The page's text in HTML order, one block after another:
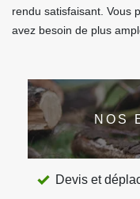
rendu satisfaisant. Vous
avez besoin de plus
NOS
Devis et